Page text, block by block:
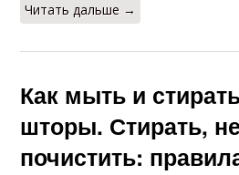
Читать дальше →
Как мыть и
шторы. Стирать,
почистить: